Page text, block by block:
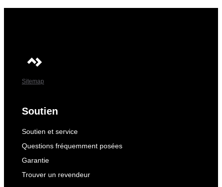
Sitemap
Soutien
Soutien et service
Questions fréquemment posées
Garantie
Trouver un revendeur